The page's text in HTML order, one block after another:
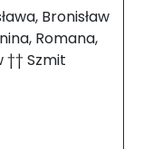
Bronisław
Romana,
†† Szmit